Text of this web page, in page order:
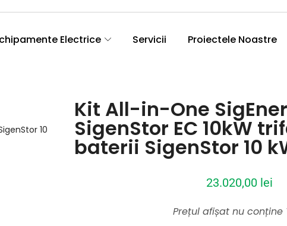
Electrice Servicii Proiectele Noastre
Kit All-in-One
SigenStor EC 10kW
baterii SigenStor 10
23.020,00 lei
Prețul afișat nu conține